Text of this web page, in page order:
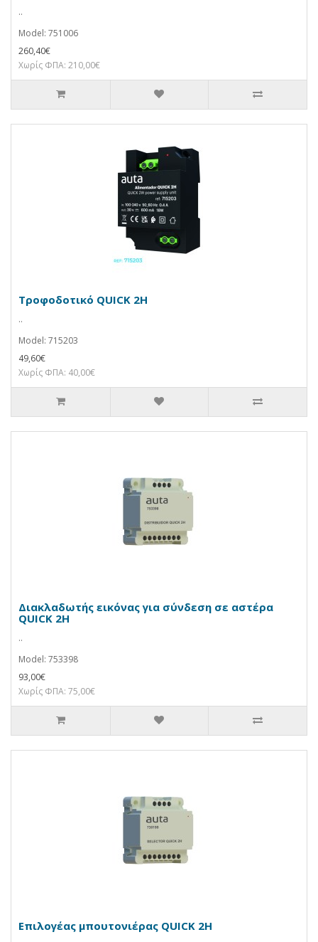
..
Model: 751006
260,40€
Χωρίς ΦΠΑ: 210,00€
Τροφοδοτικό QUICK 2H
..
Model: 715203
49,60€
Χωρίς ΦΠΑ: 40,00€
Διακλαδωτής εικόνας για σύνδεση σε αστέρα
QUICK 2H
..
Model: 753398
93,00€
Χωρίς ΦΠΑ: 75,00€
Επιλογέας μπουτονιέρας QUICK 2H